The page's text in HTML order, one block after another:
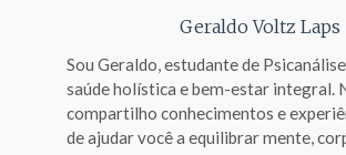
Geraldo Voltz Laps
Sou Geraldo, estudante de
saúde holística e bem-estar integral.
compartilho conhecimentos e
de ajudar você a equilibrar mente,